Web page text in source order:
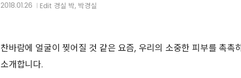
2018.01.26 Edit 경실 박, 박경실
찬바람에 얼굴이 찢어질 것 같은 요즘, 우리의 소중한 피부를 촉촉
소개합니다.